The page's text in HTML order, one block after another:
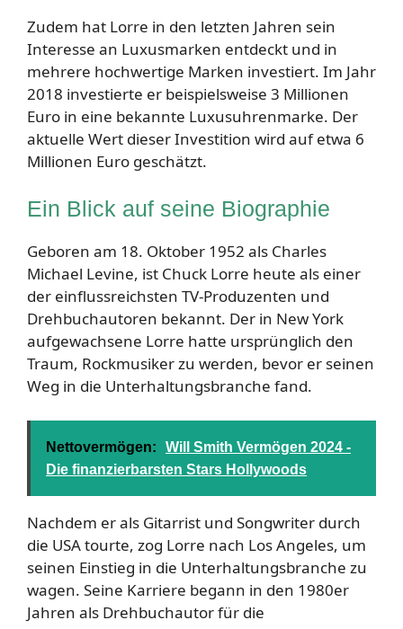
Zudem hat Lorre in den letzten Jahren sein
Interesse an Luxusmarken entdeckt und in
mehrere hochwertige Marken investiert. Im Jahr
2018 investierte er beispielsweise 3 Millionen
Euro in eine bekannte Luxusuhrenmarke. Der
aktuelle Wert dieser Investition wird auf etwa 6
Millionen Euro geschätzt.
Ein Blick auf seine Biographie
Geboren am 18. Oktober 1952 als Charles
Michael Levine, ist Chuck Lorre heute als einer
der einflussreichsten TV-Produzenten und
Drehbuchautoren bekannt. Der in New York
aufgewachsene Lorre hatte ursprünglich den
Traum, Rockmusiker zu werden, bevor er seinen
Weg in die Unterhaltungsbranche fand.
Nettovermögen:
Will Smith Vermögen 2024 -
Die finanzierbarsten Stars Hollywoods
Nachdem er als Gitarrist und Songwriter durch
die USA tourte, zog Lorre nach Los Angeles, um
seinen Einstieg in die Unterhaltungsbranche zu
wagen. Seine Karriere begann in den 1980er
Jahren als Drehbuchautor für die